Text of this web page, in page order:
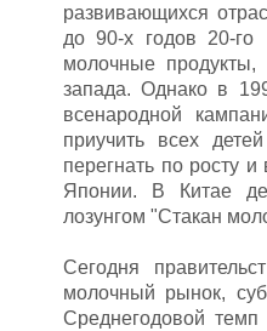
развивающихся
до 90-х годов 20-
молочные продукты,
запада. Однако в
всенародной
приучить всех
перегнать по росту и
Японии. В Китае
лозунгом "Стакан
Сегодня
молочный рынок,
Cреднегодовой